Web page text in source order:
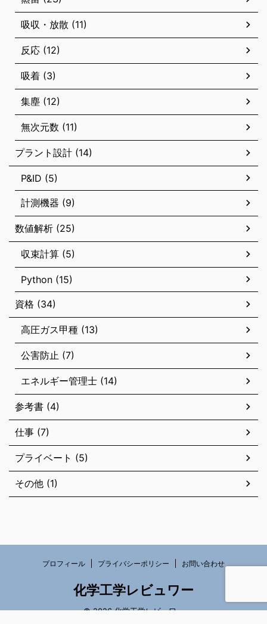
吸収・放散 (11)
反応 (12)
吸着 (3)
集塵 (12)
無次元数 (11)
プラント設計 (14)
P&ID (5)
計測機器 (9)
数値解析 (25)
収束計算 (5)
Python (15)
資格 (34)
高圧ガス甲種 (13)
公害防止 (7)
エネルギー管理士 (14)
参考書 (4)
仕事 (7)
プライベート (5)
その他 (1)
プロフィール プライバシーポリシー お問い合わせ
化学工学レビュワー
© 2026 化学工学レビュワー